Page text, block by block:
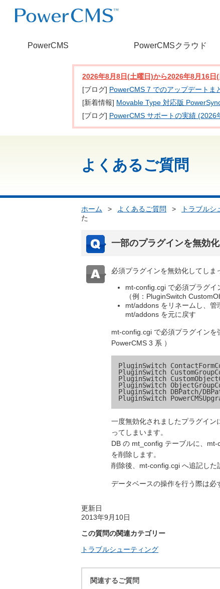
PowerCMS PowerCMSクラウド
2026年8月8日(土曜日)から2026年8月16日(
[ブログ] PowerCMS 7 でのアップデートま
[新着情報] Movable Type 対応版
[ブログ] PowerCMS サポートの実績 (2026
よくあるご質問
ホーム > よくあるご質問 > トラブルシ
た
一部のプラグインを無効
必須プラグインを無効化してしま
mt-config.cgi で必須プラグイ
（例：PluginSwitch
mt/addons をリネームし、
mt/addons を元に戻す
mt-config.cgi で必須プラグイン
PowerCMS 3 系 ）
PluginSwitch
PluginSwitch
PluginSwitch
PluginSwitch
PluginSwitch DBPatch/
一度無効化されましたプラグイ
ってしまいます。
DB の mt_config テーブルに、
を削除します。
削除後、mt-config.cgi へ追記した
データベースの操作を行う際は必
更新日
2013年9月10日
この質問の関連カテゴリー
トラブルシューティング
関連するご質問